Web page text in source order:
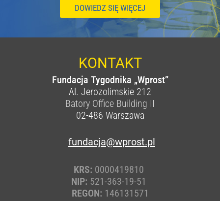
DOWIEDZ SIĘ WIĘCEJ
KONTAKT
Fundacja Tygodnika „Wprost”
Al. Jerozolimskie 212
Batory Office Building II
02-486 Warszawa
fundacja@wprost.pl
KRS: 0000419810
NIP: 521-363-19-51
REGON: 146131571